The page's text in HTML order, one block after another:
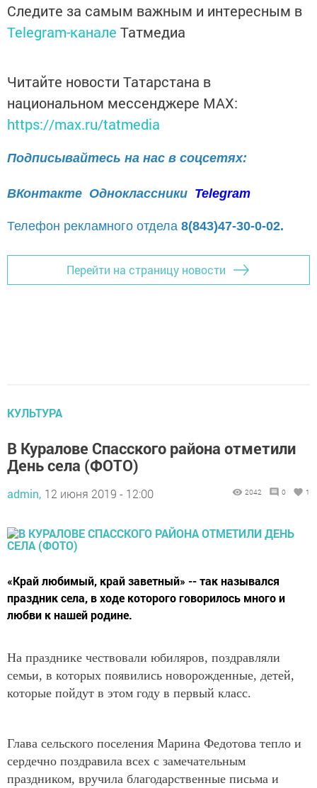
Следите за самым важным и интересным в
Telegram-канале Татмедиа
Читайте новости Татарстана в
национальном мессенджере MАХ:
https://max.ru/tatmedia
Подписывайтесь на нас в соцсетях:
ВКонтакте Одноклассники Telegram
Телефон рекламного отдела 8(843)47-30-0-02.
Перейти на страницу новости
КУЛЬТУРА
В Куралове Спасского района отметили
День села (ФОТО)
admin, 12 июня 2019 - 12:00 2042 0 1
​​​​​​​«Край любимый, край заветный» -- так назывался
праздник села, в ходе которого говорилось много и
любви к нашей родине.
На празднике чествовали юбиляров, поздравляли
семьи, в которых появились новорожденные, детей,
которые пойдут в этом году в первый класс.
Глава сельского поселения Марина Федотова тепло и
сердечно поздравила всех с замечательным
праздником, вручила благодарственные письма и